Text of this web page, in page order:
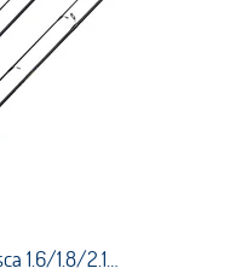
Dikano hastes de pesca 1.6/1.8/2.1m ultraleve arremesso haste de fundição fiação isca haste inverno verão pesca engrenagem